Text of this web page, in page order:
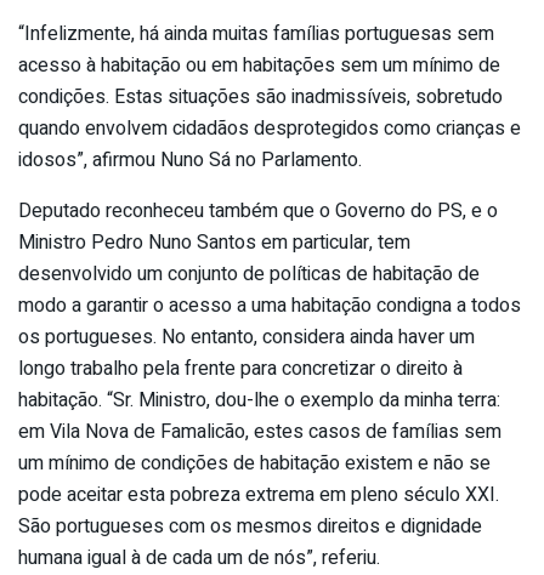
“Infelizmente, há ainda muitas famílias portuguesas sem
acesso à habitação ou em habitações sem um mínimo de
condições. Estas situações são inadmissíveis, sobretudo
quando envolvem cidadãos desprotegidos como crianças e
idosos”, afirmou Nuno Sá no Parlamento.
Deputado reconheceu também que o Governo do PS, e o
Ministro Pedro Nuno Santos em particular, tem
desenvolvido um conjunto de políticas de habitação de
modo a garantir o acesso a uma habitação condigna a todos
os portugueses. No entanto, considera ainda haver um
longo trabalho pela frente para concretizar o direito à
habitação. “Sr. Ministro, dou-lhe o exemplo da minha terra:
em Vila Nova de Famalicão, estes casos de famílias sem
um mínimo de condições de habitação existem e não se
pode aceitar esta pobreza extrema em pleno século XXI.
São portugueses com os mesmos direitos e dignidade
humana igual à de cada um de nós”, referiu.